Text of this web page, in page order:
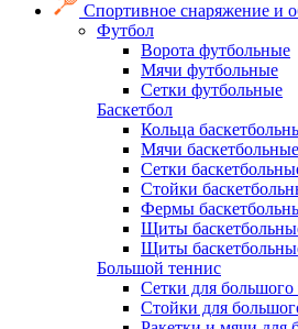
Спортивное снаряжение и
Футбол
Ворота футбольные
Мячи футбольные
Сетки футбольные
Баскетбол
Кольца
Мячи баскетбольные
Сетки
Стойки
Фермы
Щиты
Щиты
Большой теннис
Сетки для большого
Стойки для